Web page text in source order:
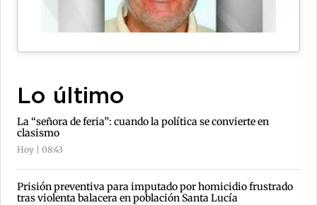
Lo último
La “señora de feria”: cuando la política se convierte en
clasismo
Hoy | 08:43
Prisión preventiva para imputado por homicidio frustrado
tras violenta balacera en población Santa Lucía